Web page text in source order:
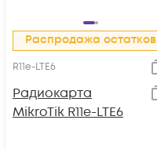
Распродажа остатков
R11e-LTE6
Радиокарта
MikroTik R11e-LTE6